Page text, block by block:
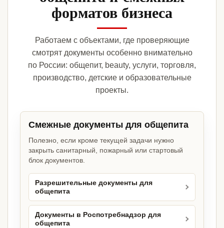
форматов бизнеса
Работаем с объектами, где проверяющие
смотрят документы особенно внимательно
по России: общепит, beauty, услуги, торговля,
производство, детские и образовательные
проекты.
Смежные документы для общепита
Полезно, если кроме текущей задачи нужно
закрыть санитарный, пожарный или стартовый
блок документов.
Разрешительные документы для
общепита
Документы в Роспотребнадзор для
общепита